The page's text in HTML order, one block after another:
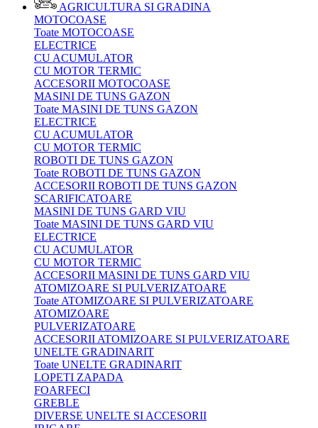
AGRICULTURA SI GRADINA
MOTOCOASE
Toate MOTOCOASE
ELECTRICE
CU ACUMULATOR
CU MOTOR TERMIC
ACCESORII MOTOCOASE
MASINI DE TUNS GAZON
Toate MASINI DE TUNS GAZON
ELECTRICE
CU ACUMULATOR
CU MOTOR TERMIC
ROBOTI DE TUNS GAZON
Toate ROBOTI DE TUNS GAZON
ACCESORII ROBOTI DE TUNS GAZON
SCARIFICATOARE
MASINI DE TUNS GARD VIU
Toate MASINI DE TUNS GARD VIU
ELECTRICE
CU ACUMULATOR
CU MOTOR TERMIC
ACCESORII MASINI DE TUNS GARD VIU
ATOMIZOARE SI PULVERIZATOARE
Toate ATOMIZOARE SI PULVERIZATOARE
ATOMIZOARE
PULVERIZATOARE
ACCESORII ATOMIZOARE SI PULVERIZATOARE
UNELTE GRADINARIT
Toate UNELTE GRADINARIT
LOPETI ZAPADA
FOARFECI
GREBLE
DIVERSE UNELTE SI ACCESORII